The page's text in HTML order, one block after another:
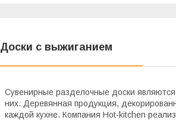
Доски с выжиганием
Сувенирные разделочные доски
них. Деревянная продукция,
каждой кухне. Компания Hot-kitchen